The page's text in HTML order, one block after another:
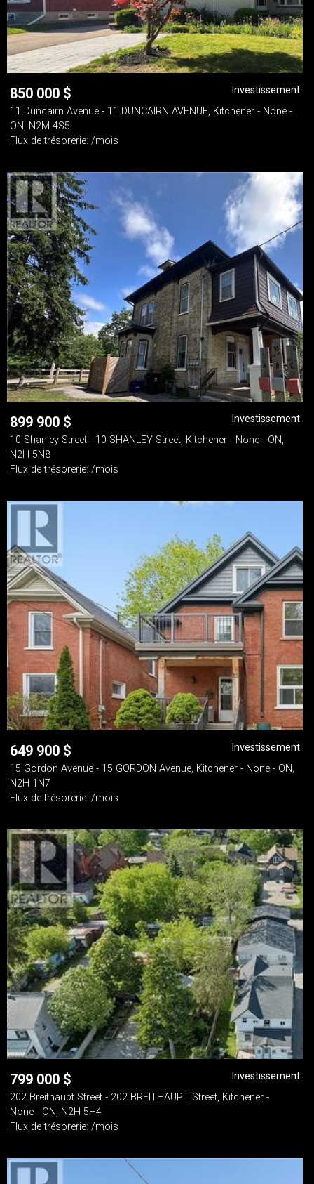
850 000 $
Investissement
11 Duncairn Avenue - 11 DUNCAIRN AVENUE, Kitchener - None -
ON, N2M 4S5
Flux de trésorerie: /mois
899 900 $
Investissement
10 Shanley Street - 10 SHANLEY Street, Kitchener - None - ON,
N2H 5N8
Flux de trésorerie: /mois
649 900 $
Investissement
15 Gordon Avenue - 15 GORDON Avenue, Kitchener - None - ON,
N2H 1N7
Flux de trésorerie: /mois
799 000 $
Investissement
202 Breithaupt Street - 202 BREITHAUPT Street, Kitchener -
None - ON, N2H 5H4
Flux de trésorerie: /mois